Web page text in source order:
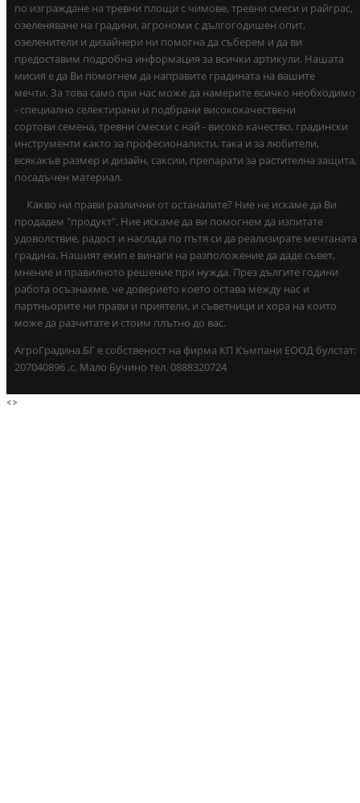
по изграждане на тревни площи с чимове, тревни смеси и райграс,
озеленяване на градини, агрономи с дългогодишен опит,
озеленители и дизайнери ни помогна да съберем и да ви
предоставим подробна информация за всички артикули. Нашата
мисия е да Ви помогнем да направите градината на вашите
мечти. За това само при нас може да намерите всичко необходимо
- специално селектирани и подбрани висококачествени
сортови семена, тревни смески с най - високо качество, градински
инструменти както за професионалисти, така и за любители,
всякакъв размер и дизайн, саксии, препарати за растителна защита,
посадъчен материал.
Какво ни прави различни от останалите? Ние не искаме да Ви
продадем "продукт". Ние искаме да ви помогнем да изпитате
удоволствие, радост и наслада по пътя си да реализирате мечтаната
градина. Нашият екип е винаги на разположение да даде съвет,
мнение и правилното решение при нужда. През дългите години
работа осъзнахме, че доверието което остава между нас и
партньорите ни прави и приятели, и съветници и хора на които
може да разчитате и стоим плътно до вас.
АгроГрадина.БГ е собственост на фирма КП Къмпани ЕООД булстат:
207040896 ,с. Мало Бучино тел. 0888320724
<>